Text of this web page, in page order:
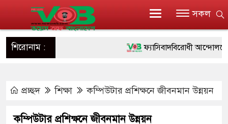
সকল
শিরোনাম : ফ্যাসিবাদবিরোধী আন্দোলনে
মাননীয় প্রধানমন্ত্রী, মন্ত্রীবর্গ ও
সিল-স্বাক্ষর জালিয়াতি চক্রের পাঁচ
প্রচ্ছদ শিক্ষা কম্পিউটার প্রশিক্ষনে জীবনমান উন্নয়ন
কম্পিউটার প্রশিক্ষনে জীবনমান উন্নয়ন